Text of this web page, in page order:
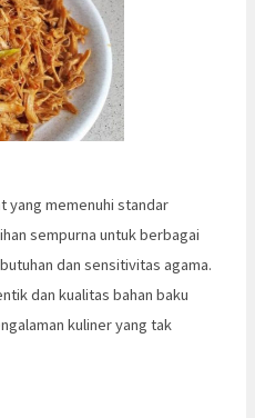
yang memenuhi standar
sempurna untuk berbagai
dan sensitivitas agama.
dan kualitas bahan baku
kuliner yang tak